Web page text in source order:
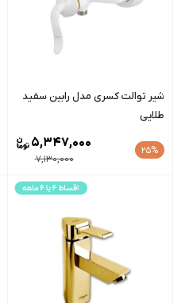
شیر توالت کسری مدل رابین سفید
طلایی
25%
7,130,000
5,347,000